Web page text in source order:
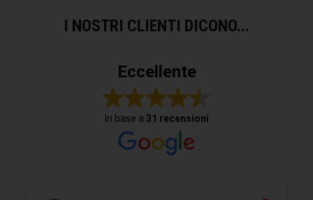
I NOSTRI CLIENTI DICONO...
Eccellente
In base a 31 recensioni